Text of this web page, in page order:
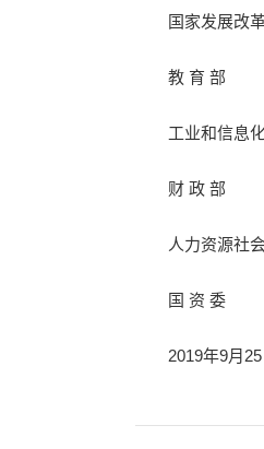
国家发展改
教 育 部
工业和信息
财 政 部
人力资源社
国 资 委
2019年9月